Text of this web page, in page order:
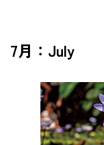
7月：July